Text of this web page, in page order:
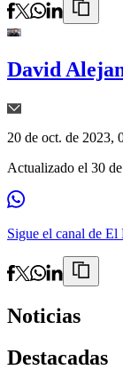
David
20 de oct. de 2023,
Actualizado el 30
Sigue el canal de
Noticias
Destacadas